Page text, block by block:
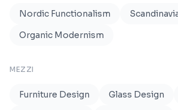
Nordic Functionalism
Organic Modernism
MEZZI
Furniture Design Glass Design